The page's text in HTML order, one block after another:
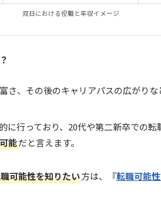
双日における役職と年収イメージ
さ、その後のキャリアパスの広がり
に行っており、20代や第二新卒での転
能だと言えます。
可能性を知りたい方は、『転職可能